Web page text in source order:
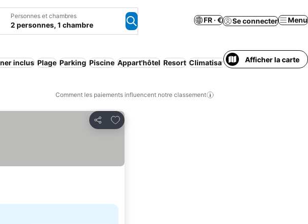
Personnes et chambres
2 personnes, 1 chambre
FR · € Se connecter Menu
inclus Plage Parking Piscine Appart'hôtel Resort Climatisation Animaux acceptés
Afficher la carte
Comment les paiements influencent notre classement
Partager
Ajouter à mes favoris